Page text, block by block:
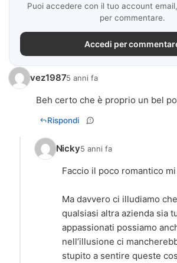
Puoi accedere con il tuo account
per commentare.
Accedi per
vez19875 anni fa
Beh certo che è proprio un bel
Rispondi
Nicky5 anni fa
Faccio il poco romantico
Ma davvero ci illudiamo
qualsiasi altra azienda sia
appassionati possiamo
nell’illusione ci
stupito a sentire queste